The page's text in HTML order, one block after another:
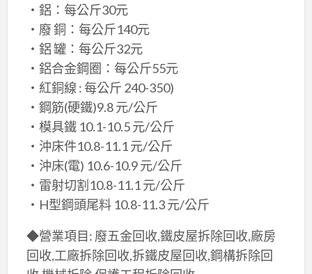
‧鋁：每公斤30元
‧廢 銅：每公斤140元
‧鋁 罐：每公斤32元
‧鋁合金鋼圈：每公斤55元
‧紅銅線 : 每公斤 240-350)
‧鋼筋(硬鐵)9.8 元/公斤
‧模具鐵 10.1-10.5 元/公斤
‧沖床件10.8-11.1 元/公斤
‧沖床(電) 10.6-10.9 元/公斤
‧雷射切割10.8-11.1 元/公斤
‧H型鋼頭尾料 10.8-11.3 元/公斤
◆營業項目: 廢五金回收,鐵皮屋拆除回收,廠房
回收,工廠拆除回收,拆鐵皮屋回收,鋼構拆除回